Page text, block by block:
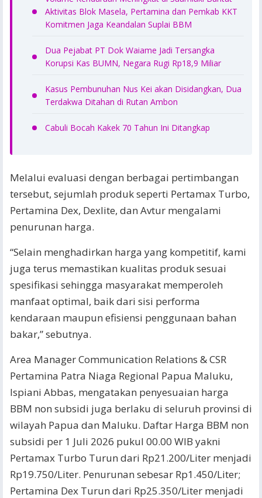
Aktivitas Blok Masela, Pertamina dan Pemkab KKT
Komitmen Jaga Keandalan Suplai BBM
Dua Pejabat PT Dok Waiame Jadi Tersangka
Korupsi Kas BUMN, Negara Rugi Rp18,9 Miliar
Kasus Pembunuhan Nus Kei akan Disidangkan, Dua
Terdakwa Ditahan di Rutan Ambon
Cabuli Bocah Kakek 70 Tahun Ini Ditangkap
Melalui evaluasi dengan berbagai pertimbangan
tersebut, sejumlah produk seperti Pertamax Turbo,
Pertamina Dex, Dexlite, dan Avtur mengalami
penurunan harga.
“Selain menghadirkan harga yang kompetitif, kami
juga terus memastikan kualitas produk sesuai
spesifikasi sehingga masyarakat memperoleh
manfaat optimal, baik dari sisi performa
kendaraan maupun efisiensi penggunaan bahan
bakar,” sebutnya.
Area Manager Communication Relations & CSR
Pertamina Patra Niaga Regional Papua Maluku,
Ispiani Abbas, mengatakan penyesuaian harga
BBM non subsidi juga berlaku di seluruh provinsi di
wilayah Papua dan Maluku. Daftar Harga BBM non
subsidi per 1 Juli 2026 pukul 00.00 WIB yakni
Pertamax Turbo Turun dari Rp21.200/Liter menjadi
Rp19.750/Liter. Penurunan sebesar Rp1.450/Liter;
Pertamina Dex Turun dari Rp25.350/Liter menjadi